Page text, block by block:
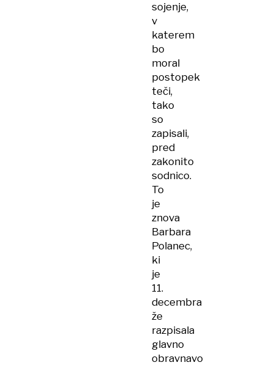
sojenje,
v
katerem
bo
moral
postopek
teči,
tako
so
zapisali,
pred
zakonito
sodnico.
To
je
znova
Barbara
Polanec,
ki
je
11.
decembra
že
razpisala
glavno
obravnavo